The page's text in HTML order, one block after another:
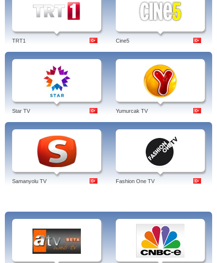
TRT1 Cine5
Star TV Yumurcak TV
Samanyolu TV Fashion One TV